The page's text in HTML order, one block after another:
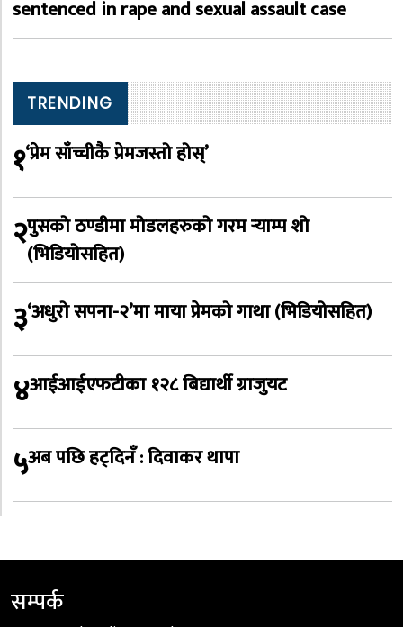
sentenced in rape and sexual assault case
TRENDING
१‘प्रेम साँच्चीकै प्रेमजस्तो होस्’
२पुसको ठण्डीमा मोडलहरुको गरम र्‍याम्प शो
(भिडियोसहित)
३‘अधुरो सपना-२’मा माया प्रेमको गाथा (भिडियोसहित)
४आईआईएफटीका १२८ बिद्यार्थी ग्राजुयट
५अब पछि हट्दिनँ : दिवाकर थापा
सम्पर्क